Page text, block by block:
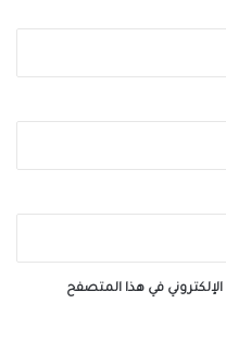
في هذا المتصفح